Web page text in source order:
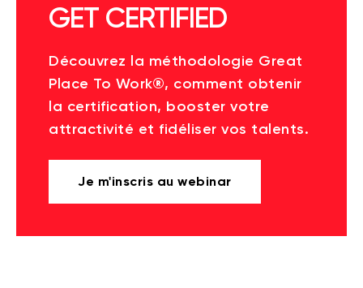
GET CERTIFIED
Découvrez la méthodologie Great
Place To Work®, comment obtenir
la certification, booster votre
attractivité et fidéliser vos talents.
Je m'inscris au webinar